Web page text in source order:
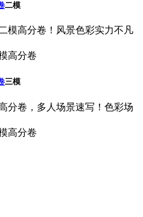
二模
模高分卷！风景色彩实力不凡
三模
分卷，多人场景速写！色彩场